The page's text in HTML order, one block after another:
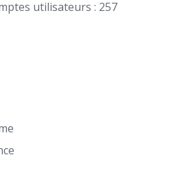
utilisateurs : 257